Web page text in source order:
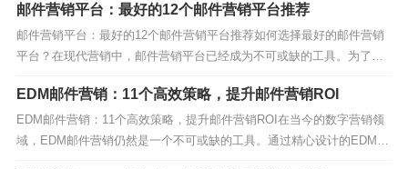
邮件营销平台：最好的12个邮件营销平台推荐
邮件营销平台：最好的12个邮件营销平台推荐如何选择最好的邮件营销
平台？在现代营销中，邮件营销平台已经成为不可或缺的工具。为了帮
助你更好地选择邮件营销平台，本文将介绍最好的12个邮件营销平台推
荐。无论你是新手还是老用户，这些邮件营销平台都能让你更高效地进
行邮件营销。邮件营销平台的基本操作在使用邮件营销...
EDM邮件营销：11个高效策略，提升邮件营销ROI
EDM邮件营销：11个高效策略，提升邮件营销ROI在当今的数字营销领
域，EDM邮件营销仍然是一个不可或缺的工具。通过精心设计的EDM邮
件营销策略，企业可以有效地吸引目标受众，提升品牌知名度，并最终